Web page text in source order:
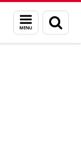
Menu
en
zoeken